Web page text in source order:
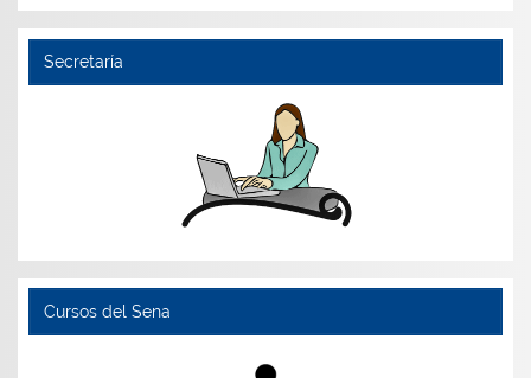
Secretaría
Cursos del Sena